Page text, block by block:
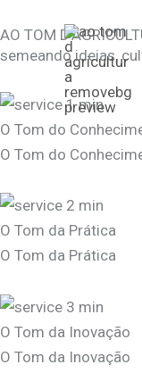
to
content
AO TOM
semeando ideias,
O Tom do
O Tom do
O Tom da Prática
O Tom da Prática
O Tom da Inovação
O Tom da Inovação